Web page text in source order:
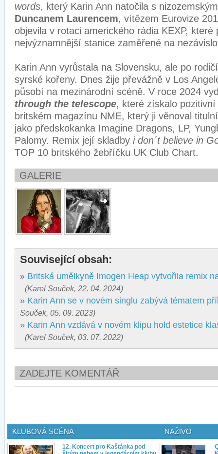
words, který Karin Ann natočila s
Duncanem Laurencem, vítězem Eurovize
objevila v rotaci amerického rádia KEXP, které
nejvýznamnější stanice zaměřené na
Karin Ann vyrůstala na Slovensku, ale po
syrské kořeny. Dnes žije převážně v Los
působí na mezinárodní scéně. V roce 2024
through the telescope, které získalo
britském magazínu NME, který ji věnoval
jako předskokanka Imagine Dragons, LP,
Palomy. Remix její skladby i don´t believe in
TOP 10 britského žebříčku UK Club Chart.
GALERIE
Související obsah:
» Britská umělkyně Imogen Heap vytvořila remix
(Karel Souček, 22. 04. 2024)
» Karin Ann se v novém singlu zabývá tématem
Souček, 05. 09. 2023)
» Karin Ann vzdává v novém klipu hold estetice
(Karel Souček, 03. 07. 2022)
ZADEJTE KOMENTÁŘ
KLUBOVÁ SCÉNA
12. Koncert pro Kaštánka pod
NAŽIVO